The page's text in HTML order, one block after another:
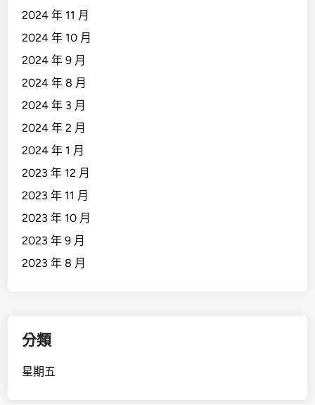
2024 年 11 月
2024 年 10 月
2024 年 9 月
2024 年 8 月
2024 年 3 月
2024 年 2 月
2024 年 1 月
2023 年 12 月
2023 年 11 月
2023 年 10 月
2023 年 9 月
2023 年 8 月
分類
星期五